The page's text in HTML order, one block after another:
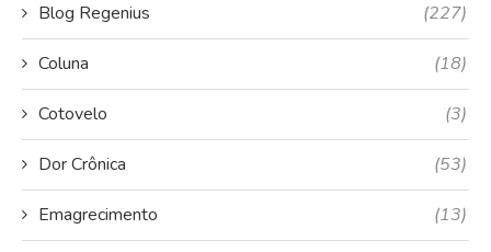
Blog Regenius (227)
Coluna (18)
Cotovelo (3)
Dor Crônica (53)
Emagrecimento (13)